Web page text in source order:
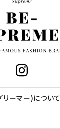
ーマー)について